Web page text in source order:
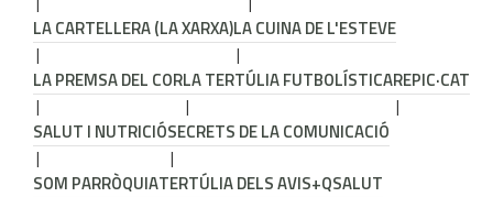
LA CARTELLERA (LA XARXA)LA CUINA DE L'ESTEVE
LA PREMSA DEL CORLA TERTÚLIA FUTBOLÍSTICAREPIC·CAT
SALUT I NUTRICIÓSECRETS DE LA COMUNICACIÓ
SOM PARRÒQUIATERTÚLIA DELS AVIS+QSALUT